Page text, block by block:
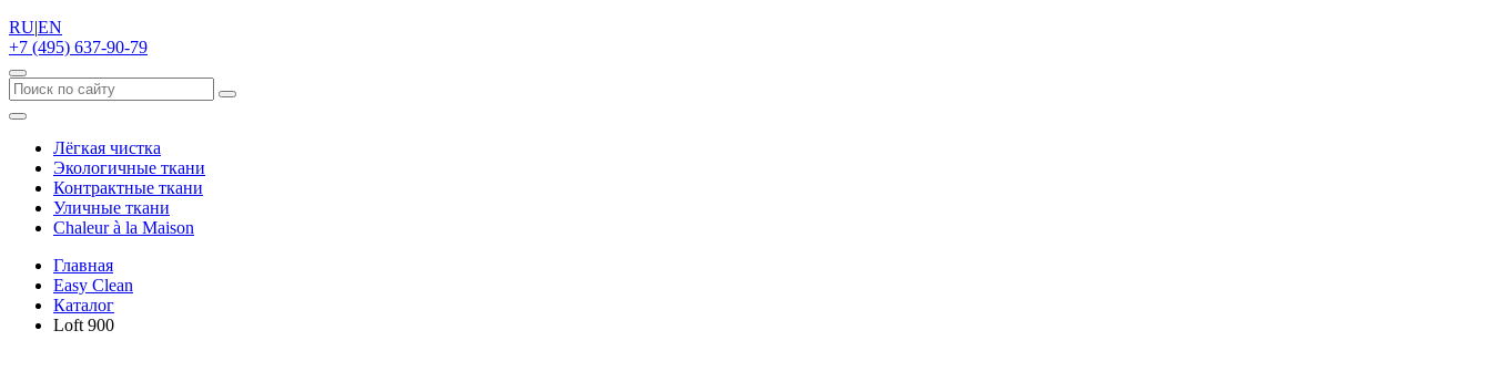
RU|EN
+7 (495) 637-90-79
Лёгкая чистка
Экологичные ткани
Контрактные ткани
Уличные ткани
Сhaleur à la Maison
Главная
Easy Clean
Каталог
Loft 900